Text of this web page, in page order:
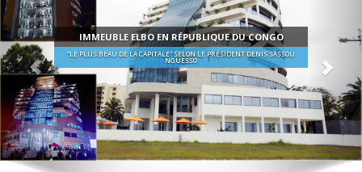
IMMEUBLE ELBO EN RÉPUBLIQUE DU CONGO
"LE PLUS BEAU DE LA CAPITALE" SELON LE PRÉSIDENT DENIS SASSOU
NGUESSO